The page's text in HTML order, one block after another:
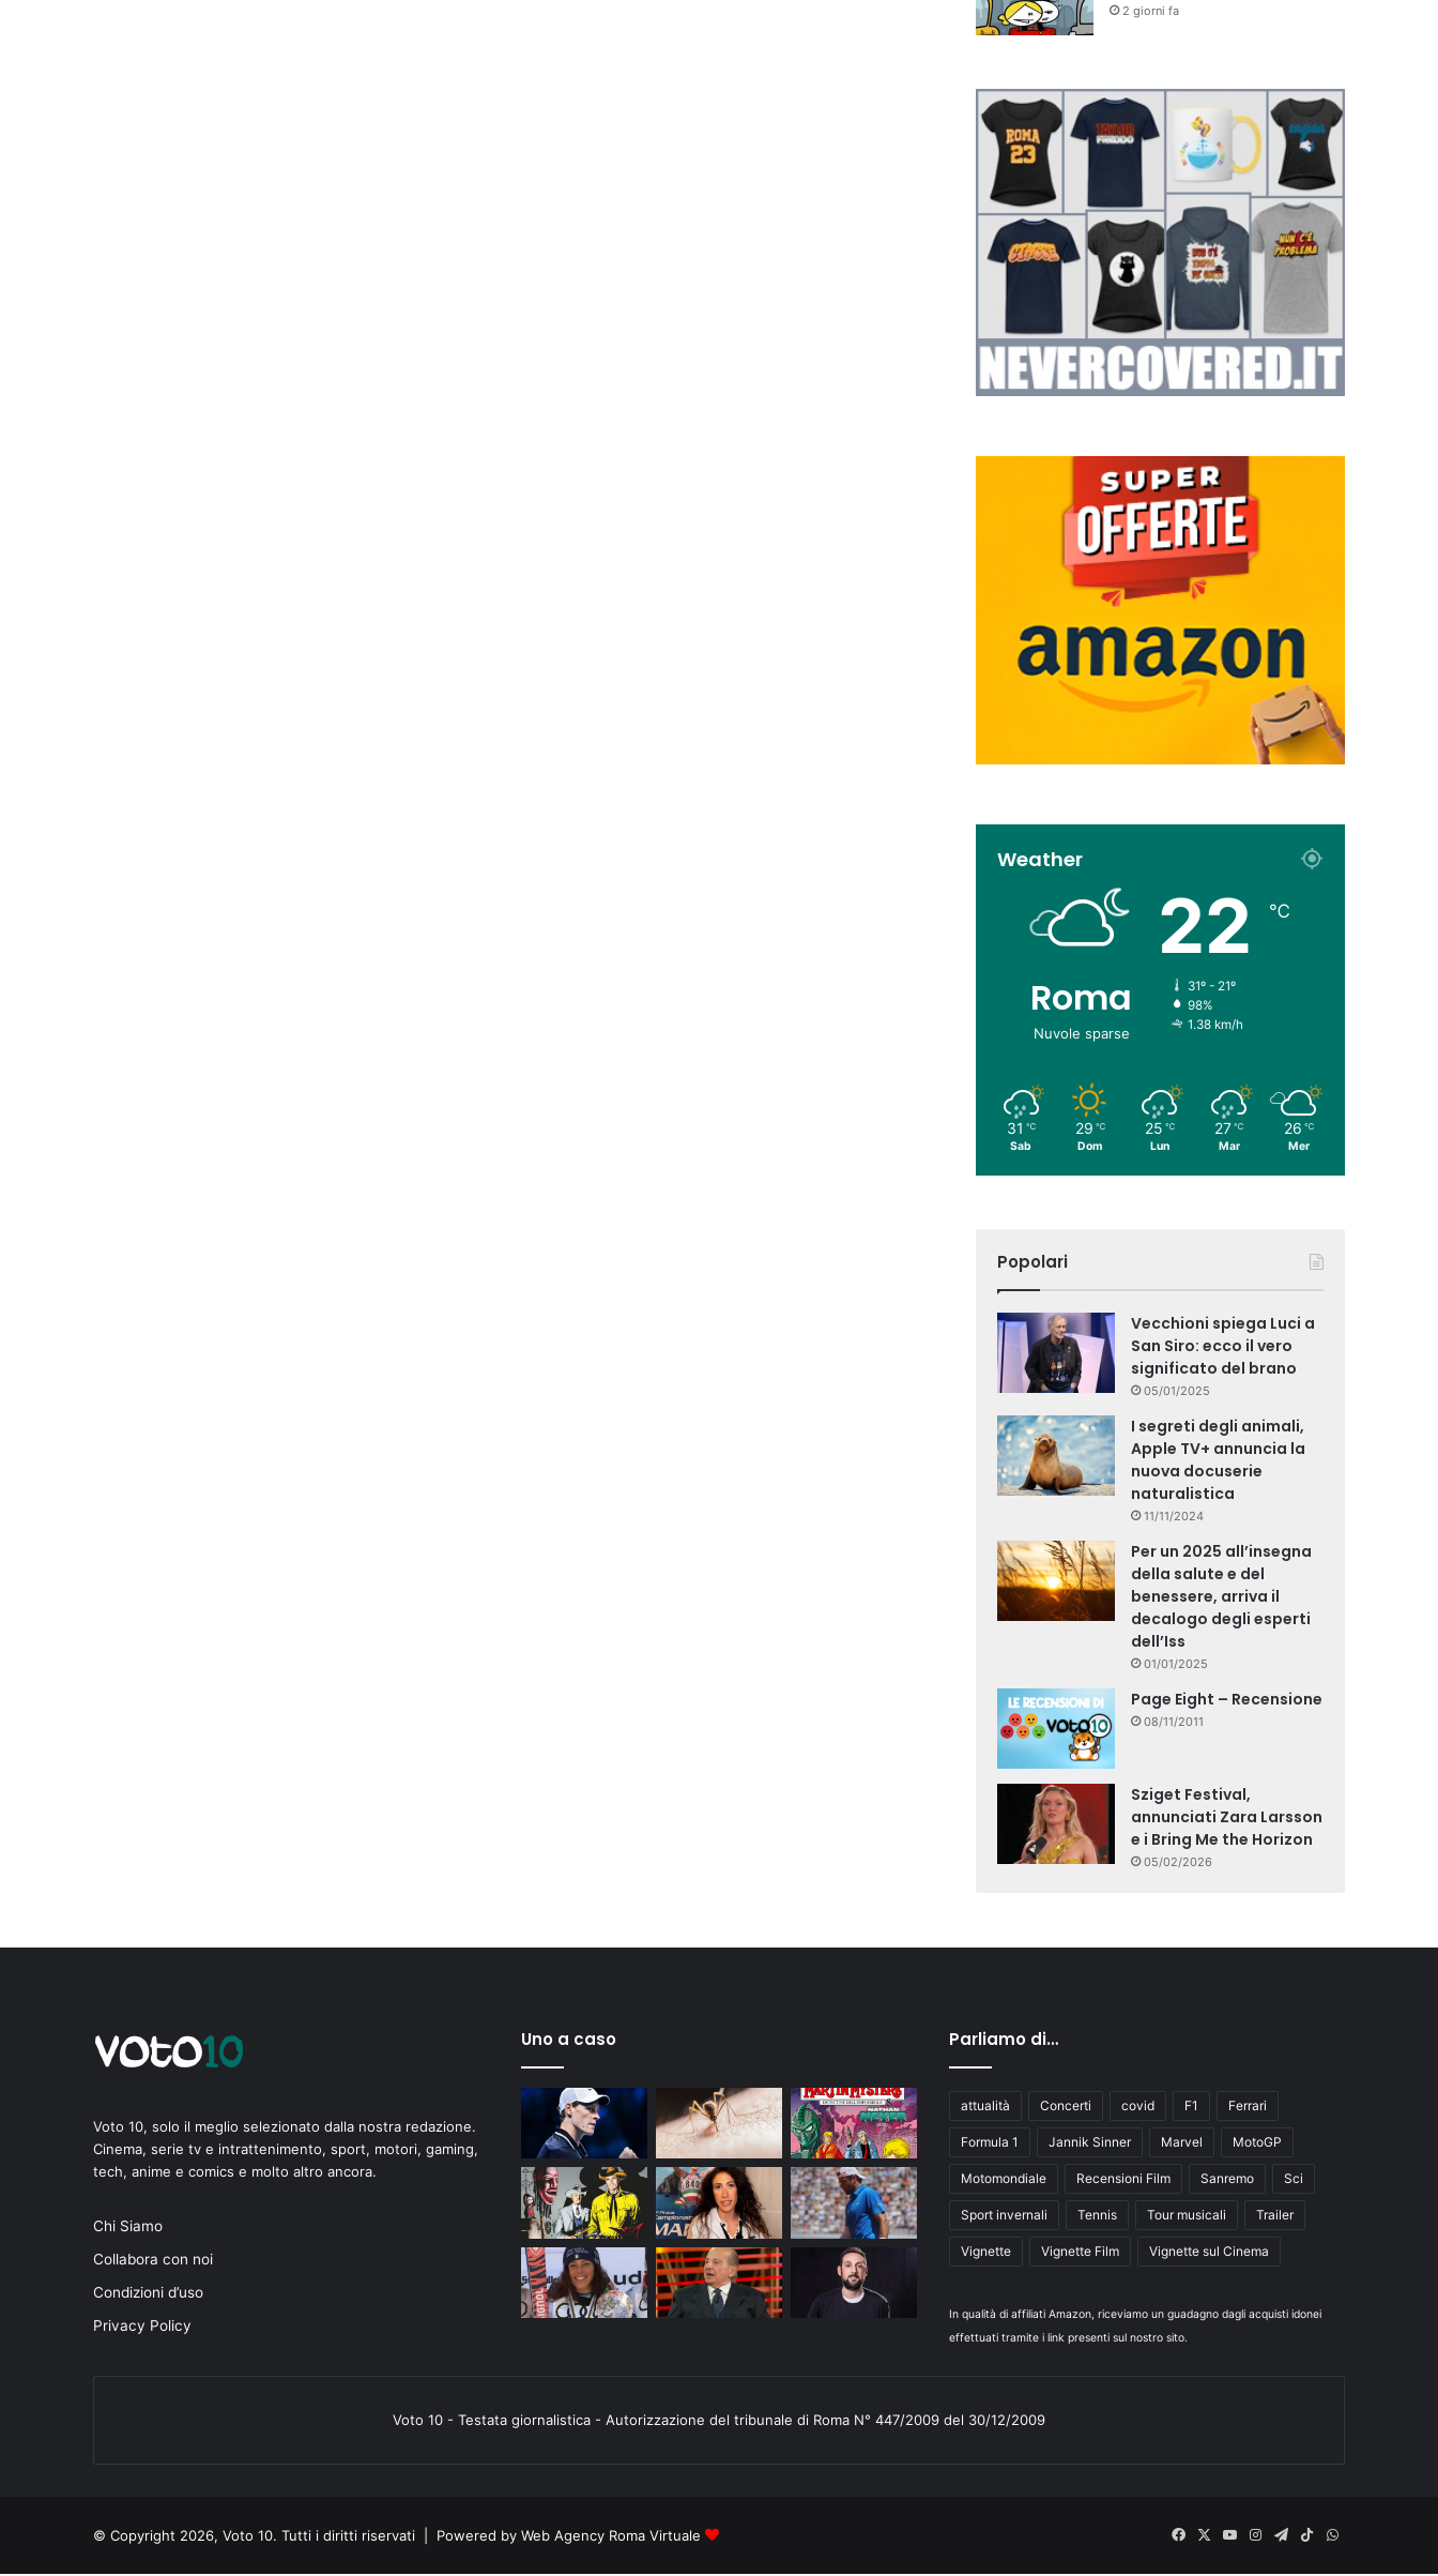
2 giorni fa
Weather
Roma
Nuvole sparse
22 ℃
31º - 21º
98%
1.38 km/h
31 ℃
Sab
29 ℃
Dom
25 ℃
Lun
27 ℃
Mar
26 ℃
Mer
Popolari
Vecchioni spiega Luci a
San Siro: ecco il vero
significato del brano
05/01/2025
I segreti degli animali,
Apple TV+ annuncia la
nuova docuserie
naturalistica
11/11/2024
Per un 2025 all’insegna
della salute e del
benessere, arriva il
decalogo degli esperti
dell’Iss
01/01/2025
Page Eight – Recensione
08/11/2011
Sziget Festival,
annunciati Zara Larsson
e i Bring Me the Horizon
05/02/2026
Voto 10, solo il meglio selezionato dalla nostra redazione.
Cinema, serie tv e intrattenimento, sport, motori, gaming,
tech, anime e comics e molto altro ancora.
Chi Siamo
Collabora con noi
Condizioni d’uso
Privacy Policy
Uno a caso Parliamo di…
attualità Concerti covid F1 Ferrari
Formula 1 Jannik Sinner Marvel MotoGP
Motomondiale Recensioni Film Sanremo Sci
Sport invernali Tennis Tour musicali Trailer
Vignette Vignette Film Vignette sul Cinema
In qualità di affiliati Amazon, riceviamo un guadagno dagli acquisti idonei
effettuati tramite i link presenti sul nostro sito.
Voto 10 - Testata giornalistica - Autorizzazione del tribunale di Roma N° 447/2009 del 30/12/2009
© Copyright 2026, Voto 10. Tutti i diritti riservati | Powered by Web Agency Roma Virtuale Facebook
X
YouInstagram
Telegram
TikTokWhatsApp